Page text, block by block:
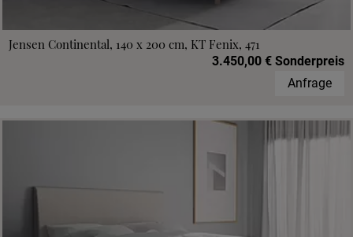
Jensen Continental, 140 x 200 cm, KT Fenix, 471
3.450,00 € Sonderpreis
Anfrage